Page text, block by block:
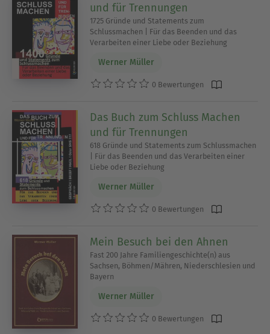
und für Trennungen
1725 Gründe und Statements zum
Schlussmachen | Für das Beenden und das
Verarbeiten einer Liebe oder Beziehung
Werner Müller
0 Bewertungen
Das Buch zum Schluss Machen
und für Trennungen
618 Gründe und Statements zum Schlussmachen
| Für das Beenden und das Verarbeiten einer
Liebe oder Beziehung
Werner Müller
0 Bewertungen
Mein Besuch bei den Ahnen
Fast 200 Jahre Familiengeschichte(n) aus
Sachsen, Böhmen/Mähren, Niederschlesien und
Bayern
Werner Müller
0 Bewertungen